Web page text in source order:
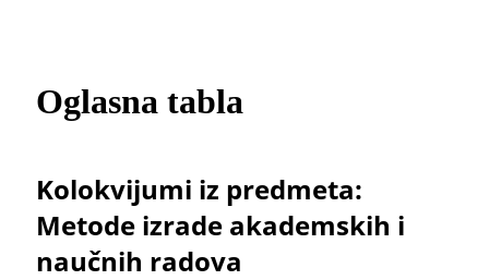
Oglasna tabla
Kolokvijumi iz predmeta:
Metode izrade akademskih i
naučnih radova